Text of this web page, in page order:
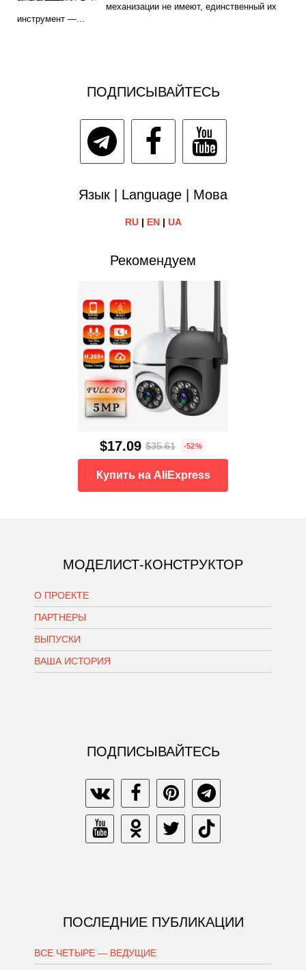
механизации не имеют, единственный их
инструмент —...
ПОДПИСЫВАЙТЕСЬ
Язык | Language | Мова
RU| EN| UA
Рекомендуем
$17.09 $35.61 -52%
Купить на AliExpress
МОДЕЛИСТ-КОНСТРУКТОР
О ПРОЕКТЕ
ПАРТНЕРЫ
ВЫПУСКИ
ВАША ИСТОРИЯ
ПОДПИСЫВАЙТЕСЬ
ПОСЛЕДНИЕ ПУБЛИКАЦИИ
ВСЕ ЧЕТЫРЕ — ВЕДУЩИЕ